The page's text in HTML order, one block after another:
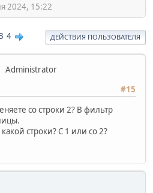
2024, 15:22
4 ДЕЙСТВИЯ ПОЛЬЗОВАТЕЛЯ
Administrator
#15
со строки 2? В фильтр
строки? С 1 или со 2?